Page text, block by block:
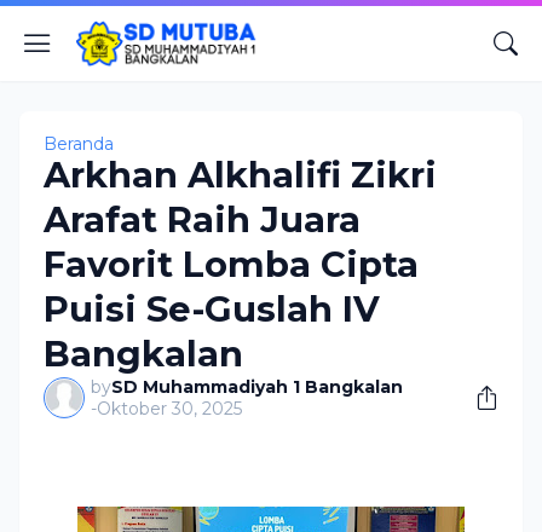
Beranda
Arkhan Alkhalifi Zikri
Arafat Raih Juara
Favorit Lomba Cipta
Puisi Se-Guslah IV
Bangkalan
bySD Muhammadiyah 1 Bangkalan
-Oktober 30, 2025